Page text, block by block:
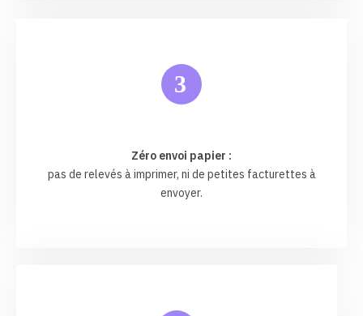
3
Zéro envoi papier :
pas de relevés à imprimer, ni de petites facturettes à
envoyer.